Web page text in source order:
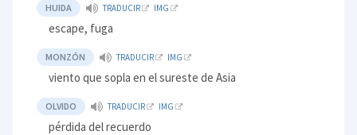
HUIDA TRADUCIR IMG
escape, fuga
MONZÓN TRADUCIR IMG
viento que sopla en el sureste de Asia
OLVIDO TRADUCIR IMG
pérdida del recuerdo